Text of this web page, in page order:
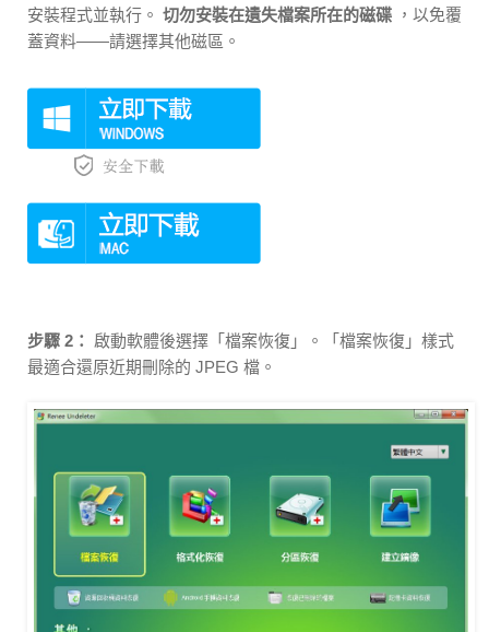
安裝程式並執行。 切勿安裝在遺失檔案所在的磁碟 ，以免覆
蓋資料——請選擇其他磁區。
步驟 2：
啟動軟體後選擇「檔案恢復」。「檔案恢復」樣式
最適合還原近期刪除的 JPEG 檔。